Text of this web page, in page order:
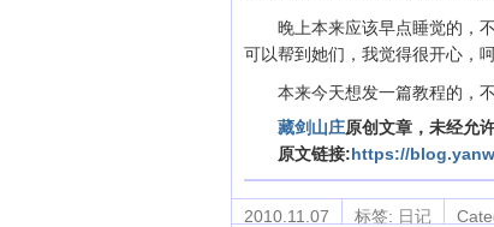
晚上本来应该早点睡觉的，
可以帮到她们，我觉得很开心，
本来今天想发一篇教程的，
藏剑山庄原创文章，未经允
原文链接:https://
2010.11.07 标签: 日记